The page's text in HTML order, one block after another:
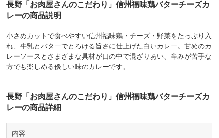
長野「お肉屋さんのこだわり」信州福味鶏バターチーズカ
レーの商品説明
小さめカットで食べやすい信州福味鶏・チーズ・野菜をたっぷり入
れ、牛乳とバターでとろける旨さに仕上げた白いカレー。甘めのカ
レーソースとさまざまな具材が口の中で混ざりあい、辛みが苦手な
方でも楽しめる優しい味のカレーです。
長野「お肉屋さんのこだわり」信州福味鶏バターチーズカ
レーの商品詳細
内容